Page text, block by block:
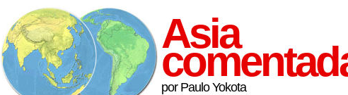
Asia
por Paulo Yokota